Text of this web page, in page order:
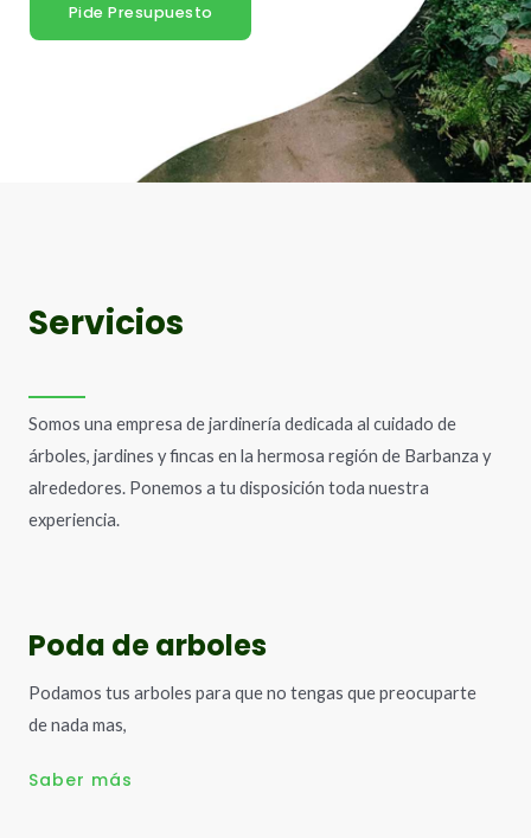
Pide Presupuesto
Servicios​
Somos una empresa de jardinería dedicada al cuidado de
árboles, jardines y fincas en la hermosa región de Barbanza y
alrededores. Ponemos a tu disposición toda nuestra
experiencia.
Poda de arboles
Podamos tus arboles para que no tengas que preocuparte
de nada mas,
Saber más